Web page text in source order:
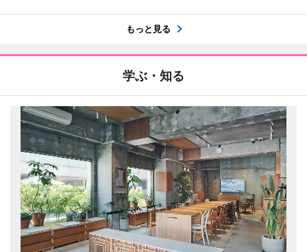
もっと見る
学ぶ・知る